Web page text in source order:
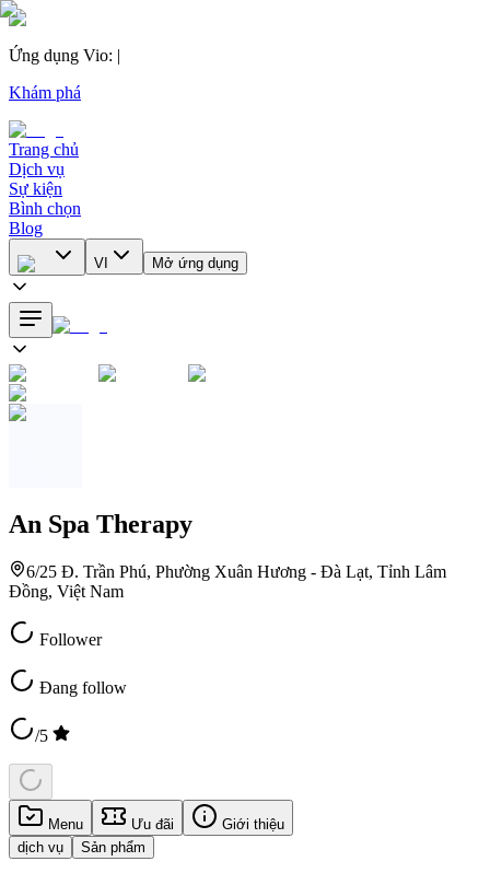
Ứng dụng Vio: |
Khám phá
Trang chủ
Dịch vụ
Sự kiện
Bình chọn
Blog
VI Mở ứng dụng
An Spa Therapy
6/25 Đ. Trần Phú, Phường Xuân Hương - Đà Lạt, Tỉnh Lâm
Đồng, Việt Nam
Follower
Đang follow
/5
Menu Ưu đãi
Giới thiệu
dịch vụ
Sản phẩm